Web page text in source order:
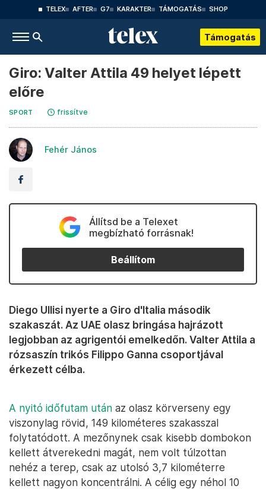
TELEX AFTER G7 KARAKTER TÁMOGATÁS SHOP
Támogatás
Giro: Valter Attila 49 helyet lépett
előre
SPORT frissítve
Fehér János
Állítsd be a Telexet
megbízható forrásnak!
Beállítom
Diego Ullisi nyerte a Giro d'Italia második
szakaszát. Az UAE olasz bringása hajrázott
legjobban az agrigentói emelkedőn. Valter Attila a
rózsaszín trikós Filippo Ganna csoportjával
érkezett célba.
A nyitó időfutam után az olasz körverseny egy
viszonylag rövid, 149 kilométeres szakasszal
folytatódott. A mezőnynek csak kisebb dombokon
kellett átverekedni magát, nem volt túlzottan
nehéz a terep, csak az utolsó 3,7 kilométerre
kellett nagyon koncentrálni. A célig egy néhol 10